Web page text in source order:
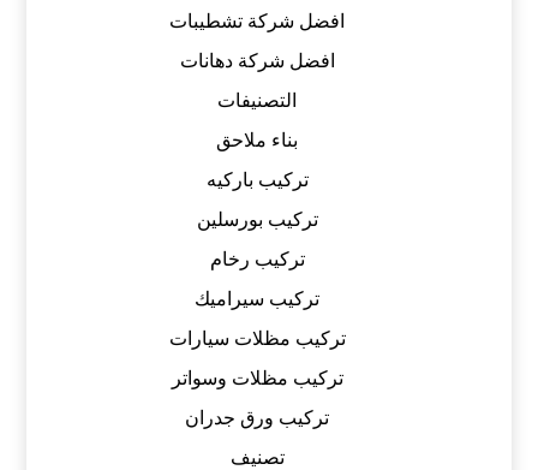
افضل شركة تشطيبات
افضل شركة دهانات
التصنيفات
بناء ملاحق
تركيب باركيه
تركيب بورسلين
تركيب رخام
تركيب سيراميك
تركيب مظلات سيارات
تركيب مظلات وسواتر
تركيب ورق جدران
تصنيف